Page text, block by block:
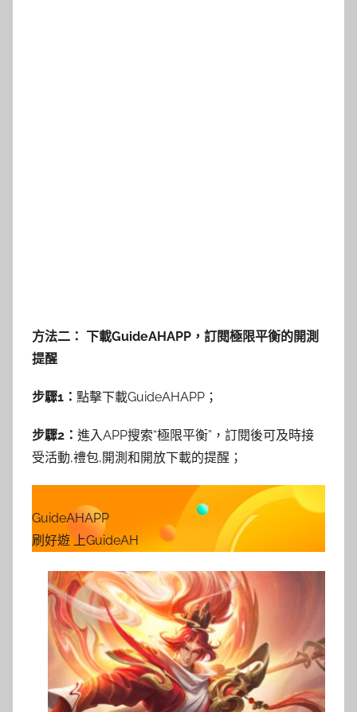
方法二： 下載GuideAHAPP，訂閱極限平衡的開測
提醒
步驟1： 點擊下載GuideAHAPP；
步驟2： 進入APP搜索“極限平衡”，訂閱後可及時接
受活動,禮包,開測和開放下載的提醒；
GuideAHAPP
刷好遊 上GuideAH